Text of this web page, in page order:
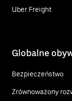
Uber Freight
Globalne
Bezpieczeństwo
Zrównoważony